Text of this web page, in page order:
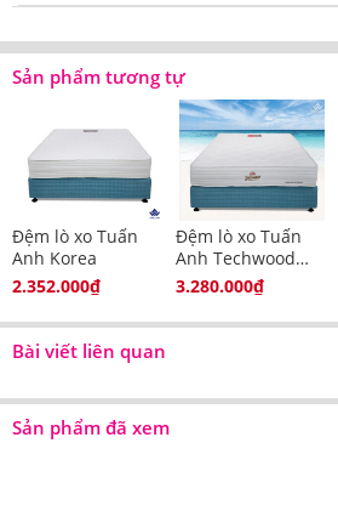
Sản phẩm tương tự
Đệm lò xo Tuấn
Anh Korea
2.352.000₫
Đệm lò xo Tuấn
Anh Techwood
không bóc
3.280.000₫
Bài viết liên quan
Sản phẩm đã xem